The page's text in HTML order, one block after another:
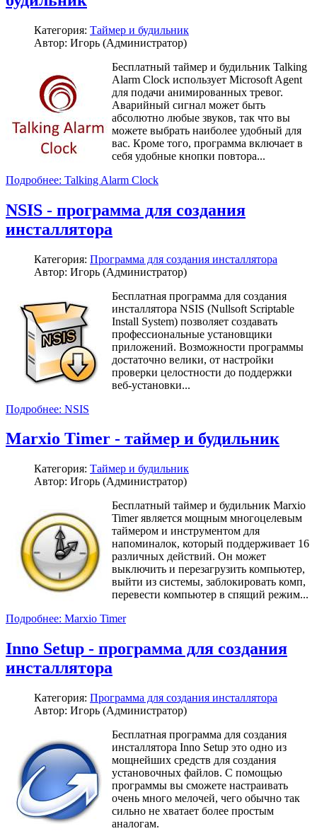
Категория: Таймер и будильник
Автор: Игорь (Администратор)
Бесплатный таймер и будильник Talking
Alarm Clock использует Microsoft Agent
для подачи анимированных тревог.
Аварийный сигнал может быть
абсолютно любые звуков, так что вы
можете выбрать наиболее удобный для
вас. Кроме того, программа включает в
себя удобные кнопки повтора...
Подробнее: Talking Alarm Clock
NSIS - программа для создания
инсталлятора
Категория: Программа для создания инсталлятора
Автор: Игорь (Администратор)
Бесплатная программа для создания
инсталлятора NSIS (Nullsoft Scriptable
Install System) позволяет создавать
профессиональные установщики
приложений. Возможности программы
достаточно велики, от настройки
проверки целостности до поддержки
веб-установки...
Подробнее: NSIS
Marxio Timer - таймер и будильник
Категория: Таймер и будильник
Автор: Игорь (Администратор)
Бесплатный таймер и будильник Marxio
Timer является мощным многоцелевым
таймером и инструментом для
напоминалок, который поддерживает 16
различных действий. Он может
выключить и перезагрузить компьютер,
выйти из системы, заблокировать комп,
перевести компьютер в спящий режим...
Подробнее: Marxio Timer
Inno Setup - программа для создания
инсталлятора
Категория: Программа для создания инсталлятора
Автор: Игорь (Администратор)
Бесплатная программа для создания
инсталлятора Inno Setup это одно из
мощнейших средств для создания
установочных файлов. С помощью
программы вы сможете настраивать
очень много мелочей, чего обычно так
сильно не хватает более простым
аналогам.